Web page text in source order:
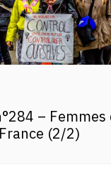
– Femmes
(2/2)